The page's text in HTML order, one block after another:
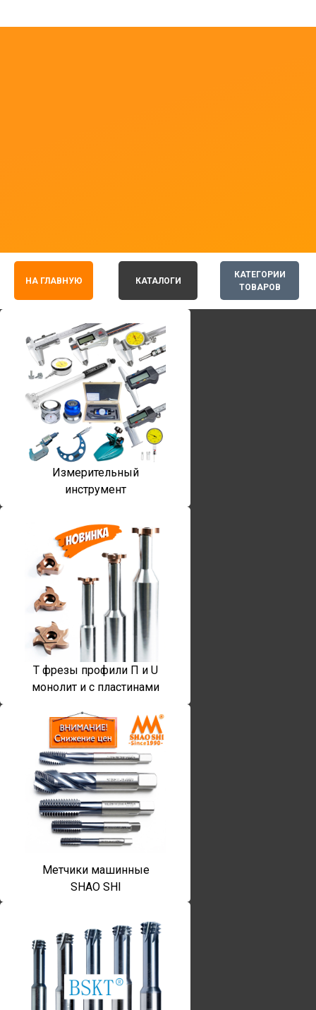
КАТЕГОРИИ
ТОВАРОВ
НА ГЛАВНУЮ КАТАЛОГИ
Измерительный
инструмент
T фрезы профили П и U
монолит и с пластинами
Метчики машинные
SHAO SHI